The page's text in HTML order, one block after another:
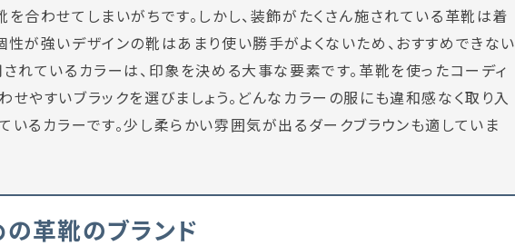
を合わせてしまいがちです。しかし、装飾がたくさん施されている革靴は着
性が強いデザインの靴はあまり使い勝手がよくないため、おすすめできない
れているカラーは、印象を決める大事な要素です。革靴を使ったコーディ
せやすいブラックを選びましょう。どんなカラーの服にも違和感なく取り入
いるカラーです。少し柔らかい雰囲気が出るダークブラウンも適していま
革靴のブランド